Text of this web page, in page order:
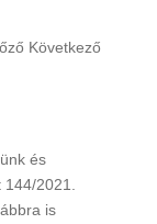
Következő
és
2021.
is